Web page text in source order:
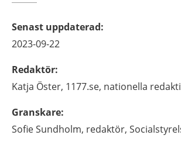
Senast uppdaterad:
2023-09-22
Redaktör:
Katja Öster, 1177.se, nationella
Granskare:
SofieSundholm, redaktör,